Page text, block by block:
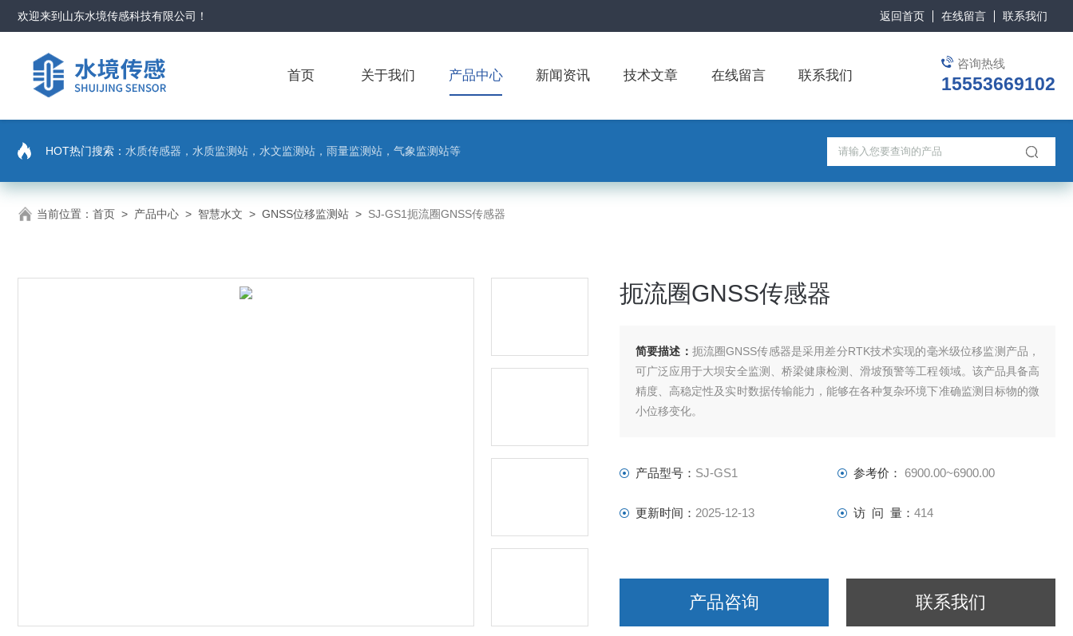
欢迎来到 山东水境传感科技有限公司 ！ 返回首页 在线留言 联系我们
咨询热线
15553669102
首页 关于我们 产品中心 新闻资讯 技术文章 在线留言 联系我们
HOT热门搜索： 水质传感器，水质监测站，水文监测站，雨量监测站，气象监测站等
当前位置： 首页 > 产品中心 > 智慧水文 > GNSS位移监测站 > SJ-GS1扼流圈GNSS传感器
扼流圈GNSS传感器
简要描述： 扼流圈GNSS传感器是采用差分RTK技术实现的毫米级位移监测产品，
可广泛应用于大坝安全监测、桥梁健康检测、滑坡预警等工程领域。该产品具备高
精度、高稳定性及实时数据传输能力，能够在各种复杂环境下准确监测目标物的微
小位移变化。
产品型号： SJ-GS1 参考价： 6900.00~6900.00
更新时间： 2025-12-13 访 问 量： 414
产品咨询 联系我们